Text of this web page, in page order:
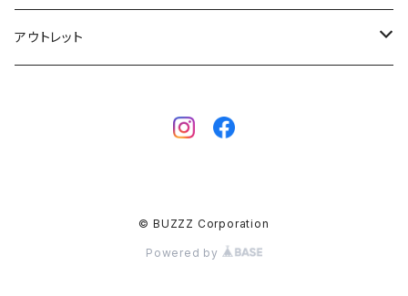
MAHALO
グローブ
アウトレット
© BUZZZ Corporation
Powered by